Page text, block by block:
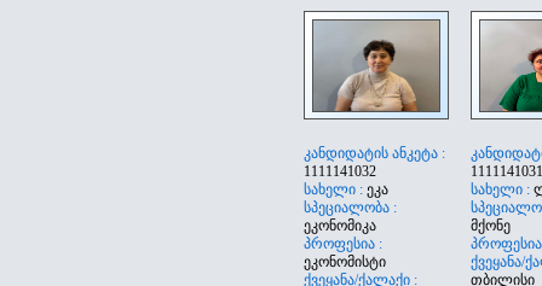
კანდიდატის ანკეტა :
1111141032
სახელი : ეკა
სპეციალობა :
ეკონომიკა
პროფესია :
ეკონომისტი
ქვეყანა/ქალაქი :
1111141031
სახელი :
მქონე
ქვეყანა/
თბილისი